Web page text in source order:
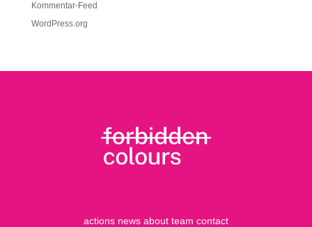
Kommentar-Feed
WordPress.org
actions news about team contact